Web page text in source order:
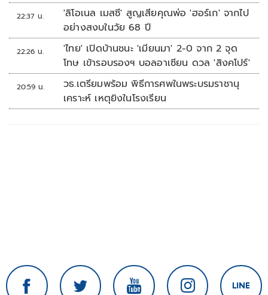
22:37 น.
'ลิโอเนล เมสซี' สูญเสียคุณพ่อ 'ฮอร์เก' จากไป
อย่างสงบในวัย 68 ปี
22:26 น.
'ไทย' เปิดบ้านชนะ 'เมียนมา' 2-0 จาก 2 จุด
โทษ เข้ารอบรองฯ บอลอาเซียน ดวล 'สิงคโปร์'
20:59 น.
วธ.เตรียมพร้อม พิธีการศพในพระบรมราชานุ
เคราะห์ เหตุยิงในโรงเรียน